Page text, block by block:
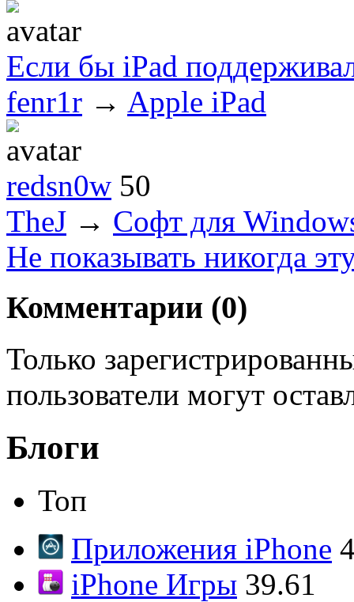
Если бы iPad
fenr1r → Apple iPad
redsn0w 50
TheJ → Софт для
Не показывать никогда
Комментарии (0)
Только
пользователи могут
Блоги
Топ
Приложения iPhone
iPhone Игры 39.61